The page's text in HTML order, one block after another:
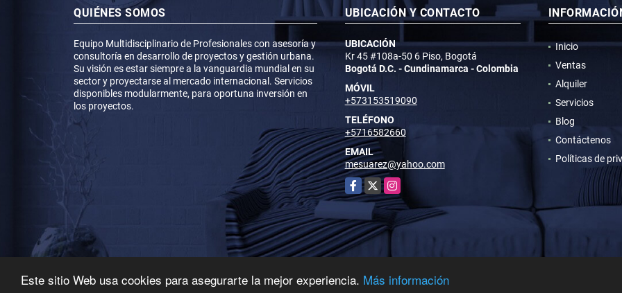
Este sitio Web usa cookies para asegurarte la mejor experiencia. Más información
QUIÉNES SOMOS
Equipo Multidisciplinario de Profesionales con asesoría y
consultoría en desarrollo de proyectos y gestión urbana.
Su visión es estar siempre a la vanguardia mundial en su
sector y proyectarse al mercado internacional. Servicios
disponibles modularmente, para oportuna inversión en
los proyectos.
UBICACIÓN Y CONTACTO
UBICACIÓN
Kr 45 #108a-50 6 Piso, Bogotá
Bogotá D.C. - Cundinamarca - Colombia
MÓVIL
+573153519090
TELÉFONO
+5716582660
EMAIL
mesuarez@yahoo.com
Facebook
X Instagram
Inicio
Ventas
Alquiler
Servicios
Blog
Contáctenos
Políticas de
©2026 spintegrado.com , todos los derechos reservados.